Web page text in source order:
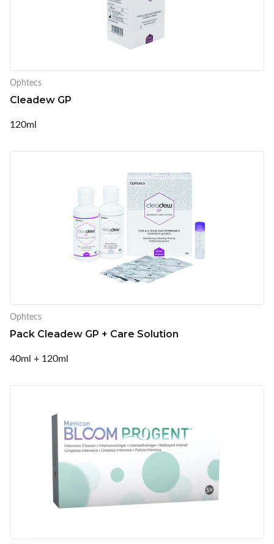
Ophtecs
Cleadew GP
120ml
Ophtecs
Pack Cleadew GP + Care Solution
40ml + 120ml